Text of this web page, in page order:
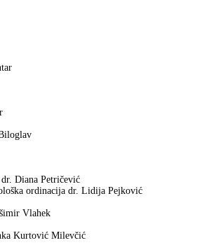
Diana Petričević
ordinacija dr. Lidija Pejković
Vlahek
Kurtović Milevčić